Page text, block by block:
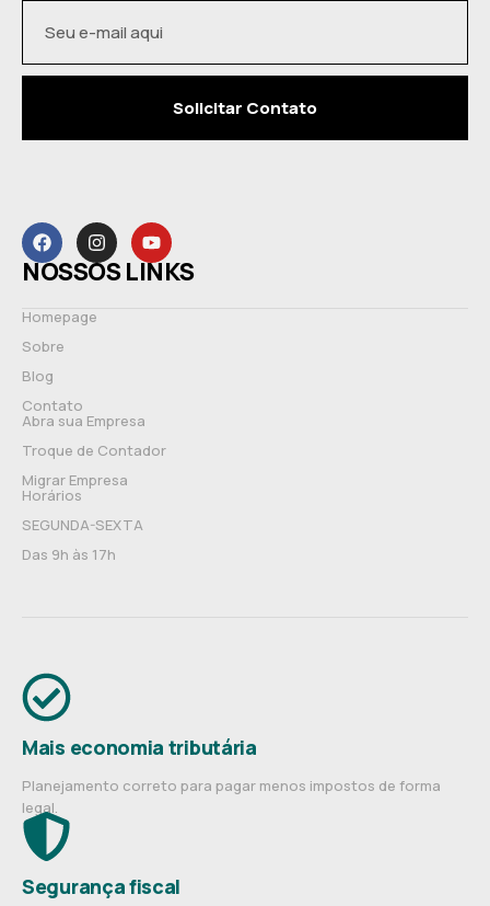
Solicitar Contato
NOSSOS LINKS
Homepage
Sobre
Blog
Contato
Abra sua Empresa
Troque de Contador
Migrar Empresa
Horários
SEGUNDA-SEXTA
Das 9h às 17h
Mais economia tributária
Planejamento correto para pagar menos impostos de forma
legal.
Segurança fiscal